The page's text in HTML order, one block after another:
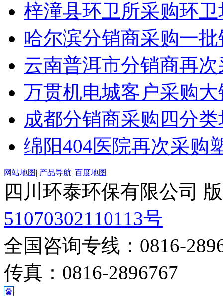
梓潼县环卫所采购环
哈尔滨分销商采购一
云南普洱市分销商再
万贯机电城客户采购大
成都分销商采购四分
绵阳404医院再次采购
网站地图 产品导航 百度地图
四川环泰环保有限公司
51070302110113号
全国咨询专线：0816-
传真：0816-2896767